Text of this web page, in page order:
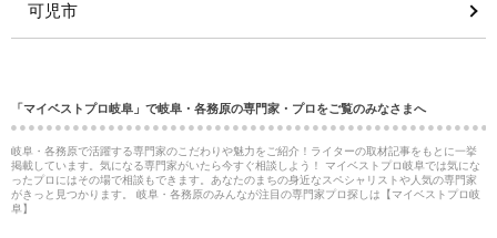
可児市
「マイベストプロ岐阜」で岐阜・各務原の専門家・プロをご覧のみなさまへ
岐阜・各務原で活躍する専門家のこだわりや魅力をご紹介！ライターの取材記事をもとに一挙
掲載しています。気になる専門家がいたら今すぐ相談しよう！ マイベストプロ岐阜では気にな
ったプロにはその場で相談もできます。あなたのまちの身近なスペシャリストや人気の専門家
がきっと見つかります。 岐阜・各務原のみんなが注目の専門家プロ探しは【マイベストプロ岐
阜】